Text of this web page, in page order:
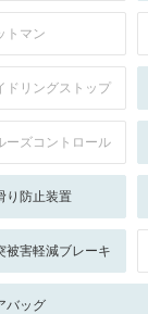
トマン
ドリングストップ
ーズコントロール
り防止装置
被害軽減ブレーキ
バッグ